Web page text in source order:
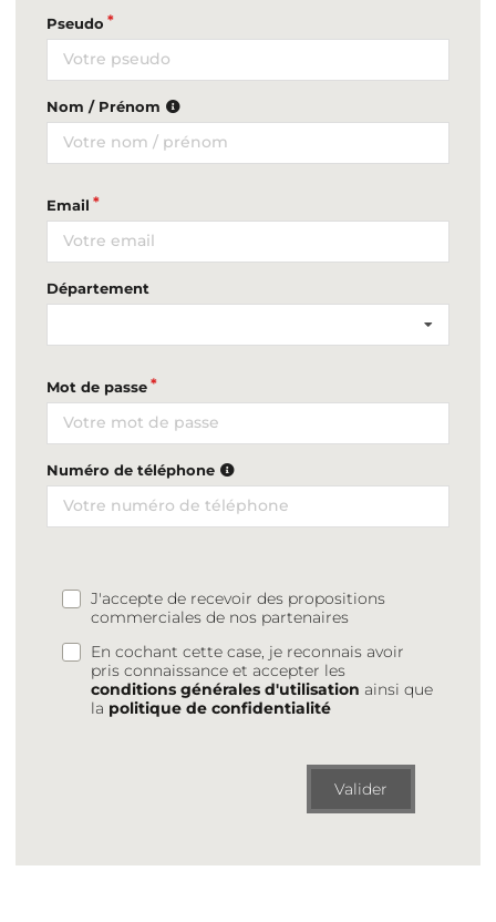
Pseudo
Nom / Prénom
Email
Département
Mot de passe
Numéro de téléphone
J'accepte de recevoir des propositions
commerciales de nos partenaires
En cochant cette case, je reconnais avoir
pris connaissance et accepter les
conditions générales d'utilisation ainsi que
la politique de confidentialité
Valider